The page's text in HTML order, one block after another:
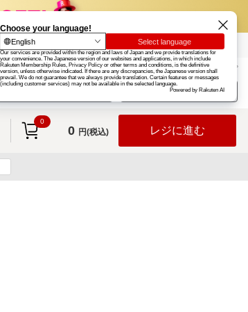
楽天グループ カード
お知らせ ヘルプ
ログイン
0
0 円(税込) レジに進む